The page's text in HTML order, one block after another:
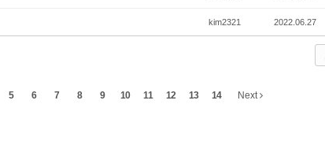
kim2321 2022.06.27
5 6 7 8 9 10 11 12 13 14 Next